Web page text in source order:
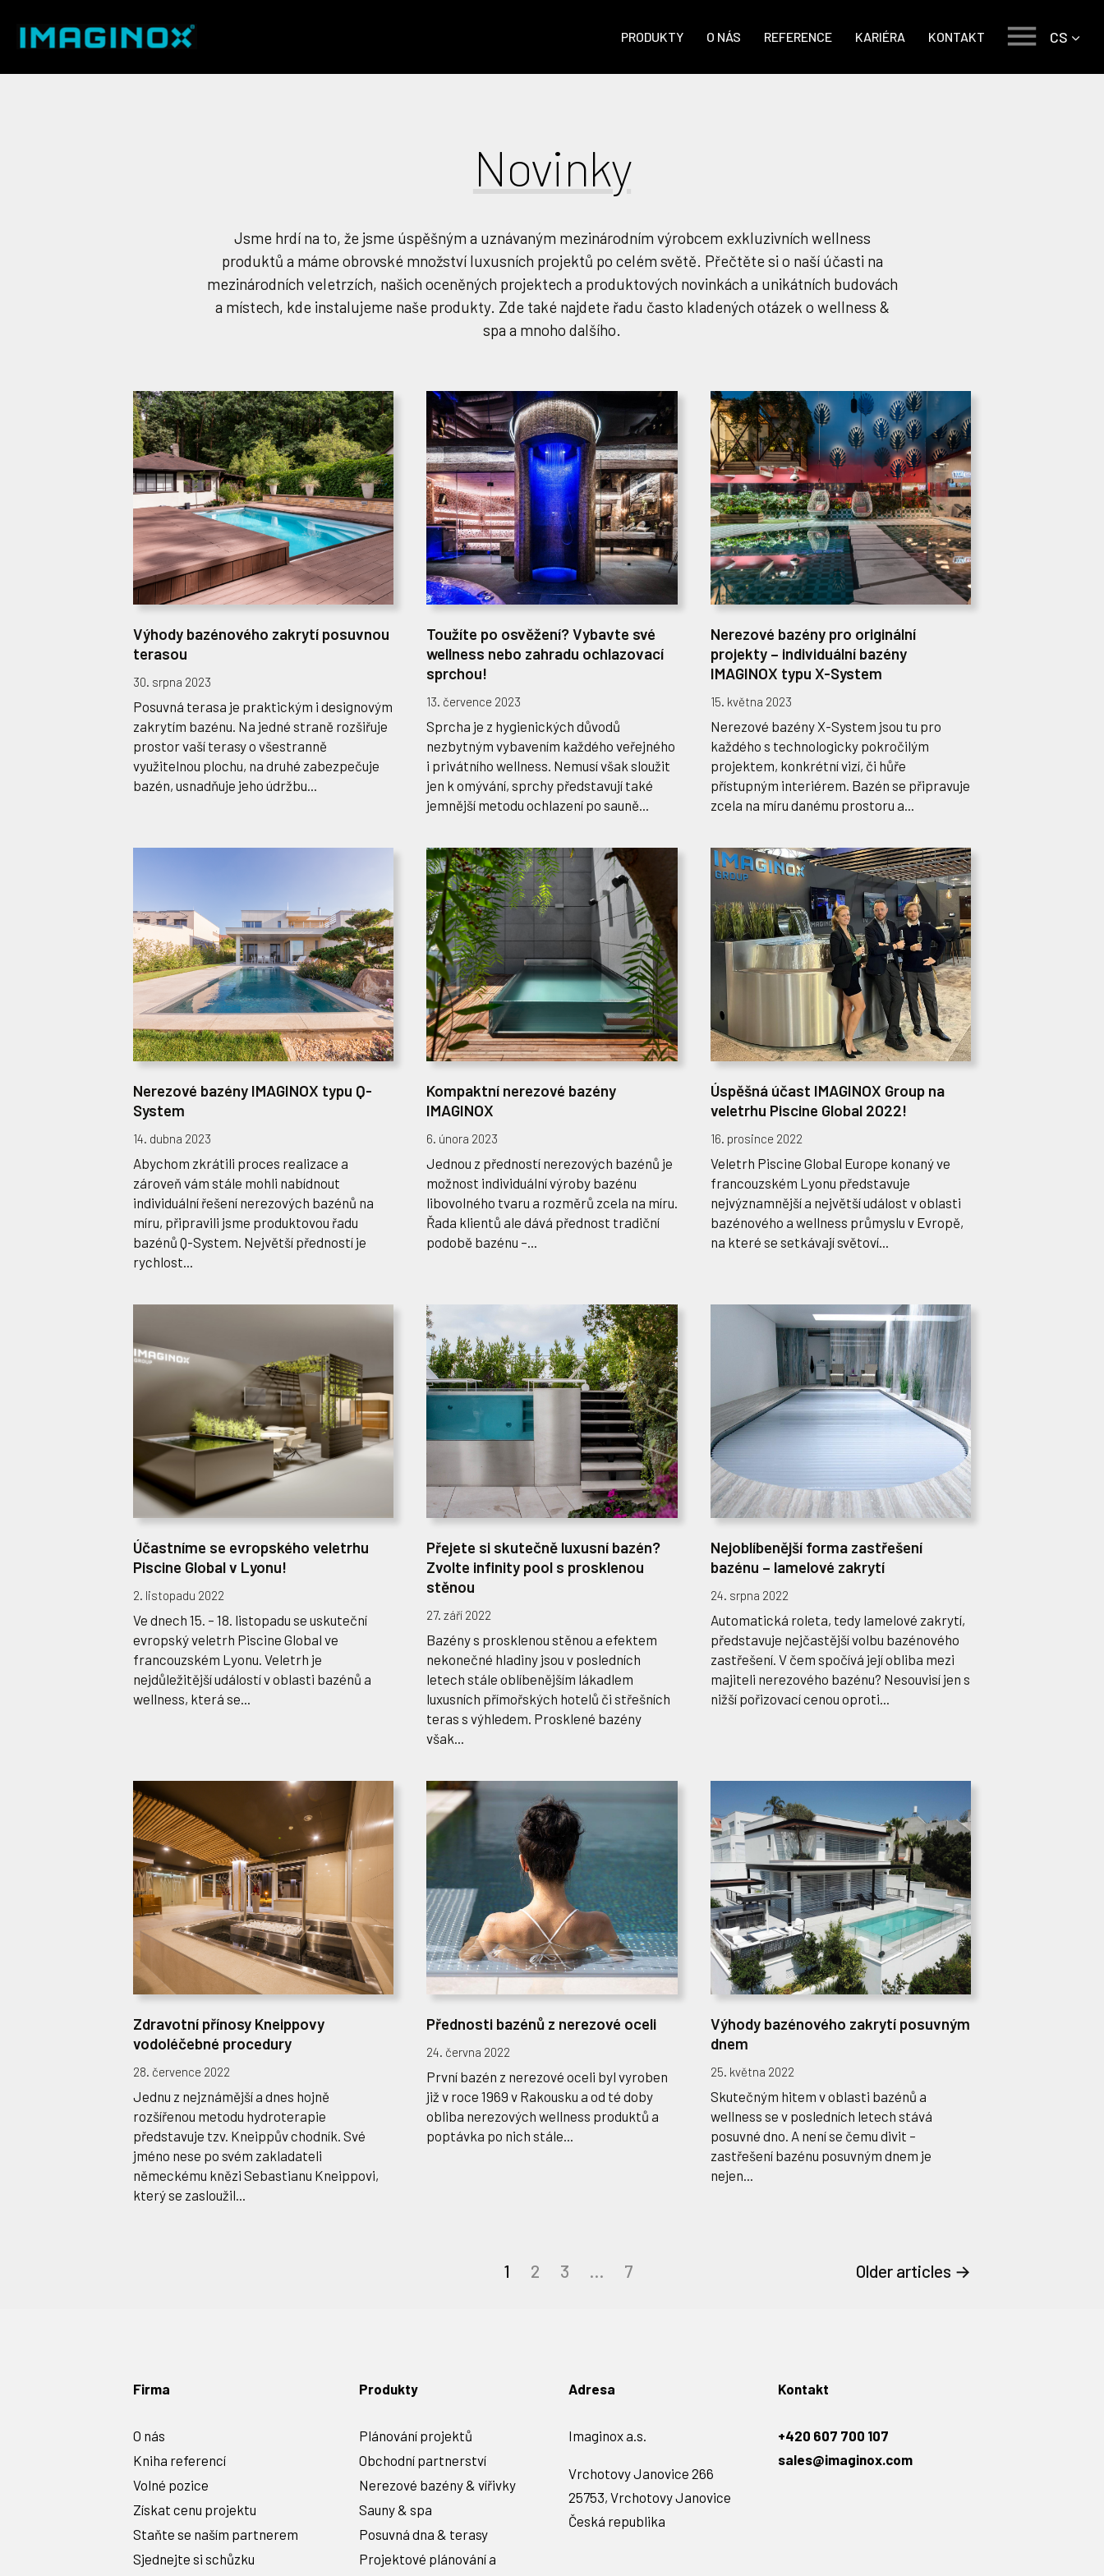
PRODUKTY O NÁS REFERENCE KARIÉRA KONTAKT CS
Novinky
Jsme hrdí na to, že jsme úspěšným a uznávaným mezinárodním výrobcem exkluzivních wellness
produktů a máme obrovské množství luxusních projektů po celém světě. Přečtěte si o naší účasti na
mezinárodních veletrzích, našich oceněných projektech a produktových novinkách a unikátních budovách
a místech, kde instalujeme naše produkty. Zde také najdete řadu často kladených otázek o wellness &
spa a mnoho dalšího.
Výhody bazénového zakrytí posuvnou
terasou
30. srpna 2023
Posuvná terasa je praktickým i designovým
zakrytím bazénu. Na jedné straně rozšiřuje
prostor vaší terasy o všestranně
využitelnou plochu, na druhé zabezpečuje
bazén, usnadňuje jeho údržbu...
Toužíte po osvěžení? Vybavte své
wellness nebo zahradu ochlazovací
sprchou!
13. července 2023
Sprcha je z hygienických důvodů
nezbytným vybavením každého veřejného
i privátního wellness. Nemusí však sloužit
jen k omývání, sprchy představují také
jemnější metodu ochlazení po sauně...
Nerezové bazény pro originální
projekty – individuální bazény
IMAGINOX typu X-System
15. května 2023
Nerezové bazény X-System jsou tu pro
každého s technologicky pokročilým
projektem, konkrétní vizí, či hůře
přístupným interiérem. Bazén se připravuje
zcela na míru danému prostoru a...
Nerezové bazény IMAGINOX typu Q-
System
14. dubna 2023
Abychom zkrátili proces realizace a
zároveň vám stále mohli nabídnout
individuální řešení nerezových bazénů na
míru, připravili jsme produktovou řadu
bazénů Q-System. Největší předností je
rychlost...
Kompaktní nerezové bazény
IMAGINOX
6. února 2023
Jednou z předností nerezových bazénů je
možnost individuální výroby bazénu
libovolného tvaru a rozměrů zcela na míru.
Řada klientů ale dává přednost tradiční
podobě bazénu –...
Úspěšná účast IMAGINOX Group na
veletrhu Piscine Global 2022!
16. prosince 2022
Veletrh Piscine Global Europe konaný ve
francouzském Lyonu představuje
nejvýznamnější a největší událost v oblasti
bazénového a wellness průmyslu v Evropě,
na které se setkávají světoví...
Účastníme se evropského veletrhu
Piscine Global v Lyonu!
2. listopadu 2022
Ve dnech 15. – 18. listopadu se uskuteční
evropský veletrh Piscine Global ve
francouzském Lyonu. Veletrh je
nejdůležitější událostí v oblasti bazénů a
wellness, která se...
Přejete si skutečně luxusní bazén?
Zvolte infinity pool s prosklenou
stěnou
27. září 2022
Bazény s prosklenou stěnou a efektem
nekonečné hladiny jsou v posledních
letech stále oblíbenějším lákadlem
luxusních přímořských hotelů či střešních
teras s výhledem. Prosklené bazény
však...
Nejoblíbenější forma zastřešení
bazénu – lamelové zakrytí
24. srpna 2022
Automatická roleta, tedy lamelové zakrytí,
představuje nejčastější volbu bazénového
zastřešení. V čem spočívá její obliba mezi
majiteli nerezového bazénu? Nesouvisí jen s
nižší pořizovací cenou oproti...
Zdravotní přínosy Kneippovy
vodoléčebné procedury
28. července 2022
Jednu z nejznámější a dnes hojně
rozšířenou metodu hydroterapie
představuje tzv. Kneippův chodník. Své
jméno nese po svém zakladateli
německému knězi Sebastianu Kneippovi,
který se zasloužil...
Přednosti bazénů z nerezové oceli
24. června 2022
První bazén z nerezové oceli byl vyroben
již v roce 1969 v Rakousku a od té doby
obliba nerezových wellness produktů a
poptávka po nich stále...
Výhody bazénového zakrytí posuvným
dnem
25. května 2022
Skutečným hitem v oblasti bazénů a
wellness se v posledních letech stává
posuvné dno. A není se čemu divit –
zastřešení bazénu posuvným dnem je
nejen...
1 2 3 … 7 Older articles →
Firma
O nás
Kniha referencí
Volné pozice
Získat cenu projektu
Staňte se naším partnerem
Sjednejte si schůzku
Produkty
Plánování projektů
Obchodní partnerství
Nerezové bazény & vířivky
Sauny & spa
Posuvná dna & terasy
Projektové plánování a
Adresa
Imaginox a.s.
Vrchotovy Janovice 266
25753, Vrchotovy Janovice
Česká republika
Kontakt
+420 607 700 107
sales@imaginox.com